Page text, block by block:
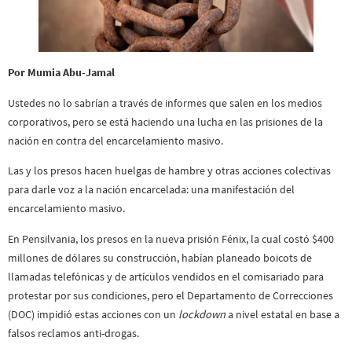
Por Mumia Abu-Jamal
Ustedes no lo sabrían a través de informes que salen en los medios
corporativos, pero se está haciendo una lucha en las prisiones de la
nación en contra del encarcelamiento masivo.
Las y los presos hacen huelgas de hambre y otras acciones colectivas
para darle voz a la nación encarcelada: una manifestación del
encarcelamiento masivo.
En Pensilvania, los presos en la nueva prisión Fénix, la cual costó $400
millones de dólares su construcción, habían planeado boicots de
llamadas telefónicas y de artículos vendidos en el comisariado para
protestar por sus condiciones, pero el Departamento de Correcciones
(DOC) impidió estas acciones con un lockdowna nivel estatal en base a
falsos reclamos anti-drogas.